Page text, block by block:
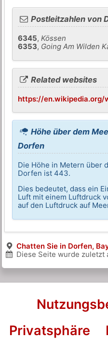
Postleitzahlen von
6345,Kössen
6353, Going Am Wilden
Related websites
https://en.wikipedia.org/
Höhe über dem
Dorfen
Die Höhe in Metern über
Dorfen ist 443.
Dies bedeutet, dass ein
Luft mit einem Luftdruck
auf den Luftdruck auf
Chatten Sie in Dorfen,
Diese Seite wurde zuletzt
Privatsphäre